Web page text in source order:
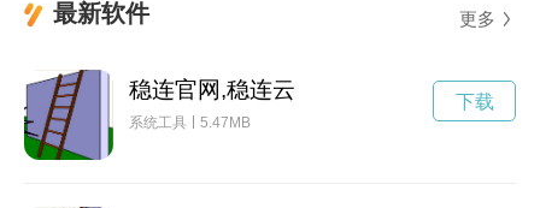
最新软件 更多
稳连官网,稳连云
系统工具 5.47MB
下载